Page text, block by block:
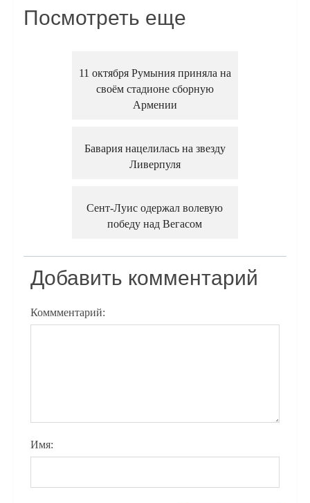
Посмотреть еще
11 октября Румыния приняла на
своём стадионе сборную
Армении
Бавария нацелилась на звезду
Ливерпуля
Сент-Луис одержал волевую
победу над Вегасом
Добавить комментарий
Коммментарий:
Имя: